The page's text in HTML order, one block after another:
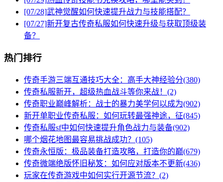
[07/28]武神觉醒如何快速提升战力与技能搭配？
[07/27]新开复古传奇私服如何快速升级与获取顶级装
备？
热门排行
传奇手游三端互通技巧大全：高手大神经验分(380)
传奇私服新开，超级热血战斗等你来战！(2)
传奇职业巅峰解析：战士的暴力美学何以成为(902)
新开单职业传奇私服：如何玩转最强神途，征(845)
传奇私服sf中如何快速提升角色战力与装备(902)
哪个烟花地图最容易挑战成功？(105)
传奇永恒版：极品装备打造攻略，打造你的巅(679)
传奇微端绝版怀旧秘笈：如何应对版本不更新(436)
玩家在传奇游戏中如何实行开源节流？(2)